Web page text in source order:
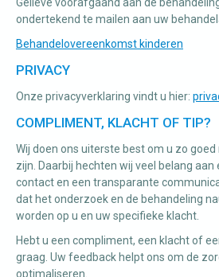
ondertekend te mailen aan uw
Behandelovereenkomst kinderen
PRIVACY
Onze privacyverklaring vindt u hier:
COMPLIMENT, KLACHT OF TIP?
Wij doen ons uiterste best om u zo
zijn. Daarbij hechten wij veel belang
contact en een transparante
dat het onderzoek en de behandeling
worden op u en uw specifieke klacht.
Hebt u een compliment, een klacht of
graag. Uw feedback helpt ons om de
optimaliseren.